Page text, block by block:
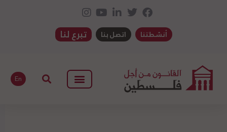
أنشطتنا اتصل بنا تبرع لنا
En